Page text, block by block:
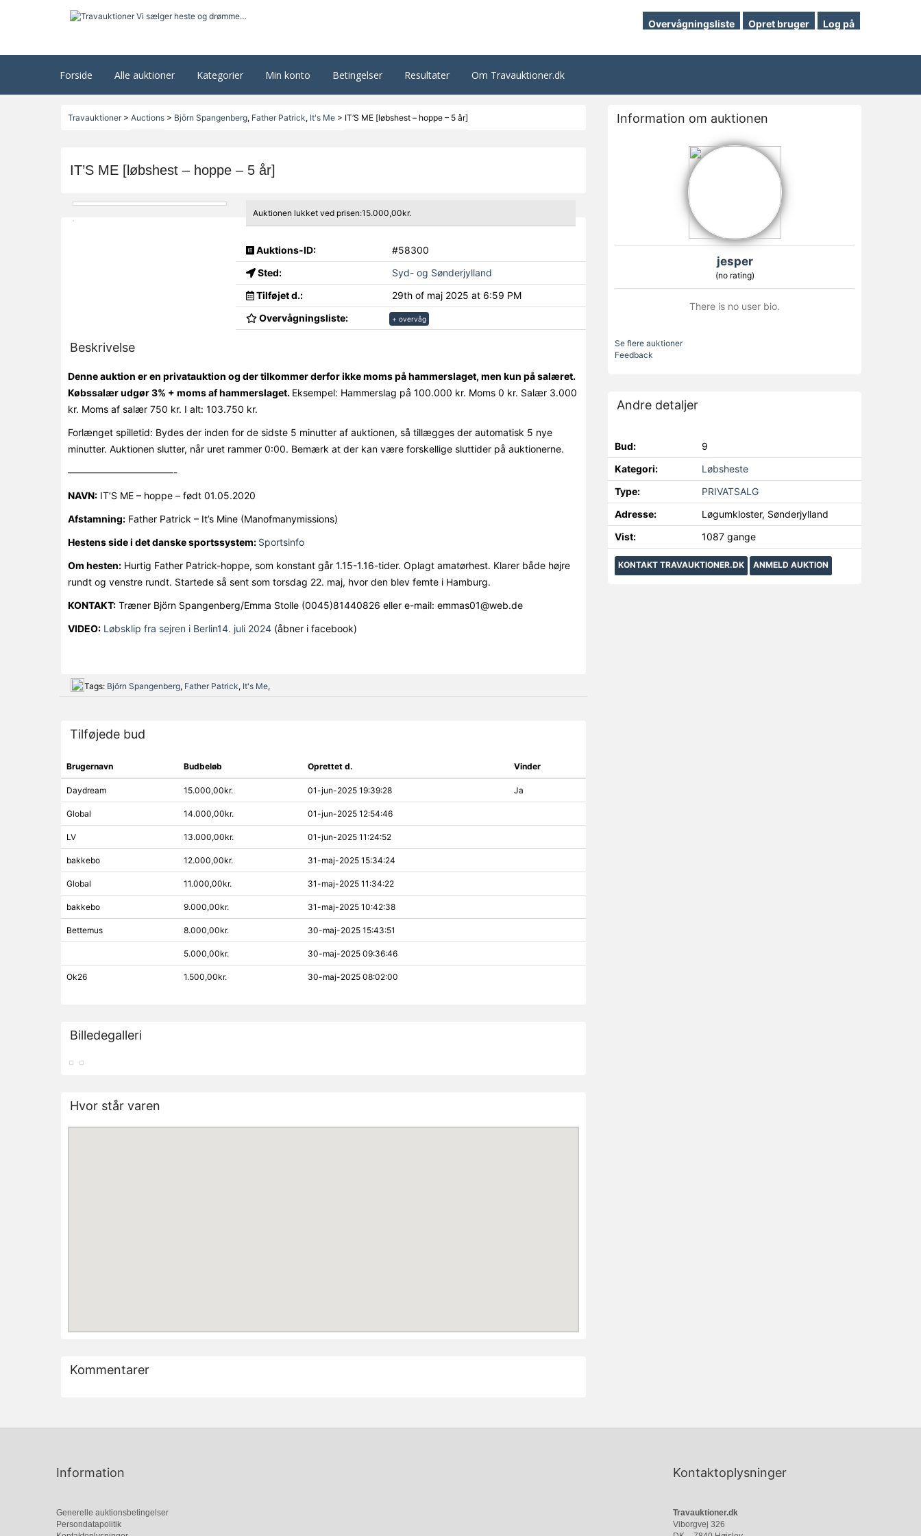
Overvågningsliste Opret bruger Log på
Forside Alle auktioner Kategorier Min konto Betingelser Resultater Om Travauktioner.dk
Travauktioner> Auctions> Björn Spangenberg, Father Patrick, It's Me> IT’S ME [løbshest – hoppe – 5 år]
IT’S ME [løbshest – hoppe – 5 år]
Auktionen lukket ved prisen:15.000,00kr.
Auktions-ID:
#58300
Sted:
Syd- og Sønderjylland
Tilføjet d.:
29th of maj 2025 at 6:59 PM
Overvågningsliste:
+ overvåg
Beskrivelse
Denne auktion er en privatauktion og der tilkommer derfor ikke moms på hammerslaget, men kun på salæret.
Købssalær udgør 3% + moms af hammerslaget. Eksempel: Hammerslag på 100.000 kr. Moms 0 kr. Salær 3.000
kr. Moms af salær 750 kr. I alt: 103.750 kr.
Forlænget spilletid: Bydes der inden for de sidste 5 minutter af auktionen, så tillægges der automatisk 5 nye
minutter. Auktionen slutter, når uret rammer 0:00. Bemærk at der kan være forskellige sluttider på auktionerne.
———————————-
NAVN:IT’S ME – hoppe – født 01.05.2020
Afstamning:Father Patrick – It’s Mine (Manofmanymissions)
Hestens side i det danske sportssystem: Sportsinfo
Om hesten:Hurtig Father Patrick-hoppe, som konstant går 1.15-1.16-tider. Oplagt amatørhest. Klarer både højre
rundt og venstre rundt. Startede så sent som torsdag 22. maj, hvor den blev femte i Hamburg.
KONTAKT:Træner Björn Spangenberg/Emma Stolle (0045)81440826 eller e-mail: emmas01@web.de
VIDEO: Løbsklip fra sejren i Berlin14. juli 2024(åbner i facebook)
Tags: Björn Spangenberg, Father Patrick, It's Me,
Tilføjede bud
Brugernavn Budbeløb Oprettet d. Vinder
Daydream 15.000,00kr. 01-jun-2025 19:39:28 Ja
Global 14.000,00kr. 01-jun-2025 12:54:46
LV 13.000,00kr. 01-jun-2025 11:24:52
bakkebo 12.000,00kr. 31-maj-2025 15:34:24
Global 11.000,00kr. 31-maj-2025 11:34:22
bakkebo 9.000,00kr. 31-maj-2025 10:42:38
Bettemus 8.000,00kr. 30-maj-2025 15:43:51
5.000,00kr. 30-maj-2025 09:36:46
Ok26 1.500,00kr. 30-maj-2025 08:02:00
Billedegalleri
Hvor står varen
Kommentarer
Information om auktionen
jesper
(no rating)
There is no user bio.
Se flere auktioner
Feedback
Andre detaljer
Bud:
9
Kategori:
Løbsheste
Type:
PRIVATSALG
Adresse:
Løgumkloster, Sønderjylland
Vist:
1087 gange
KONTAKT TRAVAUKTIONER.DK ANMELD AUKTION
Information
Generelle auktionsbetingelser
Persondatapolitik
Kontaktoplysninger
Travauktioner.dk
Viborgvej 326